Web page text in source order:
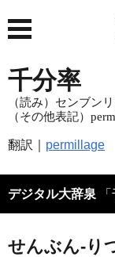
千分率
（読み）センブン
（その他表記）
翻訳｜ permillage
デジタル大辞泉
せんぶん‐り